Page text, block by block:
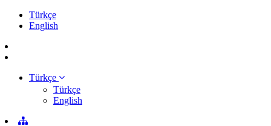
Türkçe
English
Türkçe
Türkçe
English